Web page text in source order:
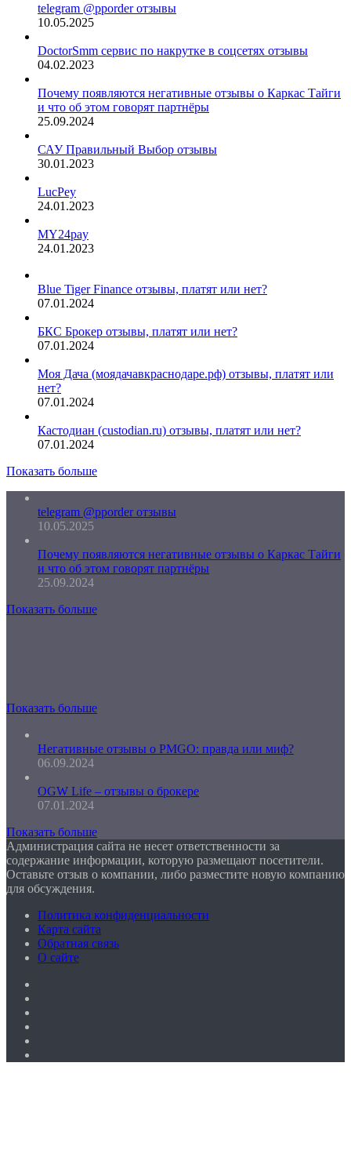
telegram @pporder отзывы
10.05.2025
DoctorSmm сервис по накрутке в соцсетях отзывы
04.02.2023
Почему появляются негативные отзывы о Каркас Тайги
и что об этом говорят партнёры
25.09.2024
САУ Правильный Выбор отзывы
30.01.2023
LucPey
24.01.2023
MY24pay
24.01.2023
Blue Tiger Finance отзывы, платят или нет?
07.01.2024
БКС Брокер отзывы, платят или нет?
07.01.2024
Моя Дача (моядачавкраснодаре.рф) отзывы, платят или
нет?
07.01.2024
Кастодиан (custodian.ru) отзывы, платят или нет?
07.01.2024
Показать больше
telegram @pporder отзывы
10.05.2025
Почему появляются негативные отзывы о Каркас Тайги
и что об этом говорят партнёры
25.09.2024
Показать больше
Показать больше
Негативные отзывы о PMGO: правда или миф?
06.09.2024
OGW Life – отзывы о брокере
07.01.2024
Показать больше
Администрация сайта не несет ответственности за
содержание информации, которую размещают посетители.
Оставьте отзыв о компании, либо разместите новую компанию
для обсуждения.
Политика конфиденциальности
Карта сайта
Обратная связь
О сайте